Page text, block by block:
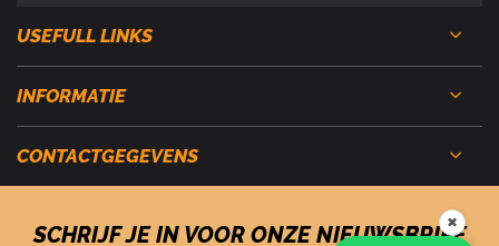
USEFULL LINKS
INFORMATIE
CONTACTGEGEVENS
SCHRIJF JE IN VOOR ONZE NIEUWSBRIEF
✖